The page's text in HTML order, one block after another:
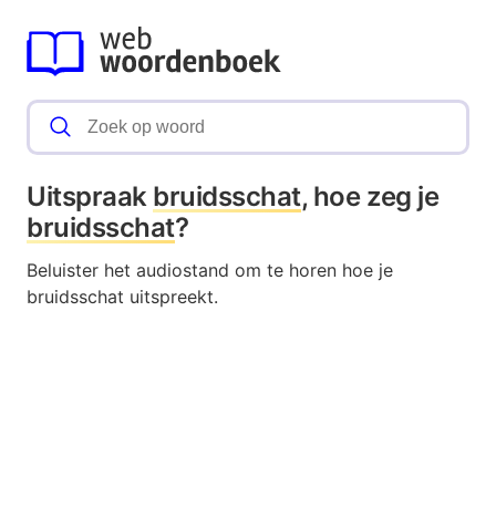
Uitspraak bruidsschat, hoe zeg je
bruidsschat?
Beluister het audiostand om te horen hoe je
bruidsschat uitspreekt.